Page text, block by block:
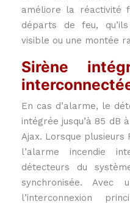
améliore la réactivité
départs de feu,
visible ou une montée
Sirène
En cas d’alarme, le
intégrée jusqu’à 85 dB
Ajax. Lorsque
l’alarme incendie
détecteurs du
synchronisée. Avec
l’interconnexion